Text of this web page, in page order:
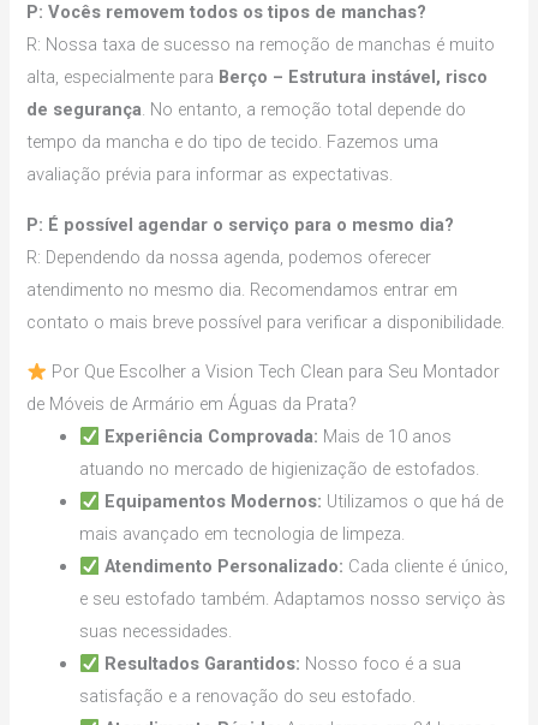
P: Vocês removem todos os tipos de manchas?
R: Nossa taxa de sucesso na remoção de manchas é muito
alta, especialmente para Berço – Estrutura instável, risco
de segurança. No entanto, a remoção total depende do
tempo da mancha e do tipo de tecido. Fazemos uma
avaliação prévia para informar as expectativas.
P: É possível agendar o serviço para o mesmo dia?
R: Dependendo da nossa agenda, podemos oferecer
atendimento no mesmo dia. Recomendamos entrar em
contato o mais breve possível para verificar a disponibilidade.
Por Que Escolher a Vision Tech Clean para Seu Montador
de Móveis de Armário em Águas da Prata?
Experiência Comprovada: Mais de 10 anos
atuando no mercado de higienização de estofados.
Equipamentos Modernos: Utilizamos o que há de
mais avançado em tecnologia de limpeza.
Atendimento Personalizado: Cada cliente é único,
e seu estofado também. Adaptamos nosso serviço às
suas necessidades.
Resultados Garantidos: Nosso foco é a sua
satisfação e a renovação do seu estofado.